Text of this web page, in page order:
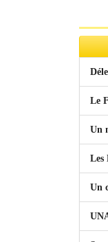
Le
Un
Les
Un